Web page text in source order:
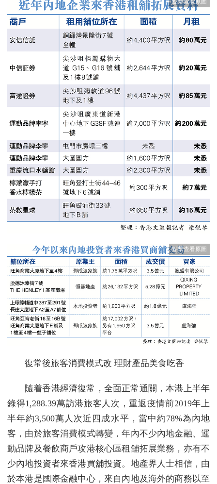
復常後旅客消費模式改 理財產品美食吃香
隨着香港經濟復常，全面正常通關，本港上半年
錄得1,288.39萬訪港旅客人次，重返疫情前2019年上
半年約3,500萬人次近四成水平，當中約78%為內地
客，由於旅客消費模式轉變，年內不少內地金融、運
動品牌及餐飲商戶攻港核心區租舖拓展業務，亦有不
少內地投資者來香港買舖投資。地產界人士相信，由
於本港是國際金融中心，來自內地及海外的商務以至